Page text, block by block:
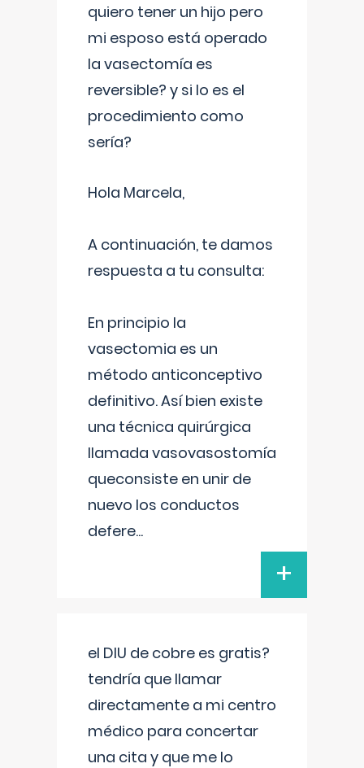
quiero tener un hijo pero
mi esposo está operado
la vasectomía es
reversible? y si lo es el
procedimiento como
sería?
Hola Marcela,
A continuación, te damos
respuesta a tu consulta:
En principio la
vasectomia es un
método anticonceptivo
definitivo. Así bien existe
una técnica quirúrgica
llamada vasovasostomía
queconsiste en unir de
nuevo los conductos
defere...
+
el DIU de cobre es gratis?
tendría que llamar
directamente a mi centro
médico para concertar
una cita y que me lo